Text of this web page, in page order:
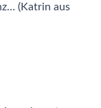
(Katrin aus